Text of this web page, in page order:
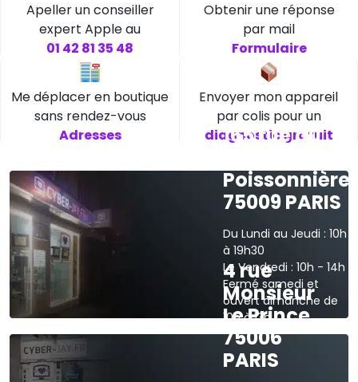
Apeller un conseiller
expert Apple au
01 42 81 35 48
Obtenir une réponse
par mail
Formulaire
Me déplacer en boutique
sans rendez-vous
Adresses
Envoyer mon appareil
par colis pour un
diagnostic gratuit
165 rue du
Poissonnière
75009 PARIS
Du Lundi au Jeudi : 10h
à 19h30
Le Vendredi : 10h - 14h
Fermé samedi et
ouvert dimanche de
10h à 13h
Voir sur la carte
4 rue
Monsieur
Le Prince
75006
PARIS